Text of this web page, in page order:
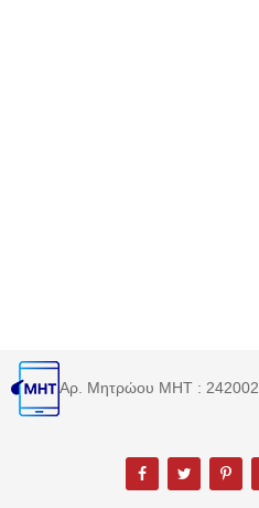
Αρ. Μητρώου MHT : 242002